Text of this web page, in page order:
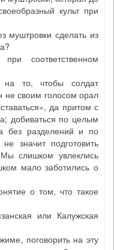
культ при
муштровки сделать из
соответственном
на то, чтобы солдат
не своим голосом орал
да притом с
добиваться по целым
без разделений и по
значит подготовить
слишком увлеклись
мало заботились о
о том, что такое
или Калужская
поговорить на эту